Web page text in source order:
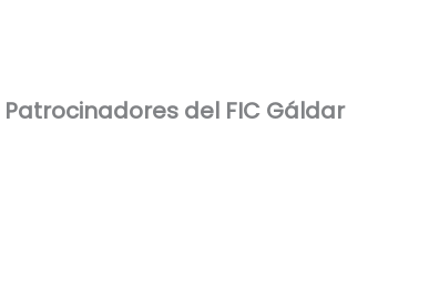
Patrocinadores del FIC Gáldar​